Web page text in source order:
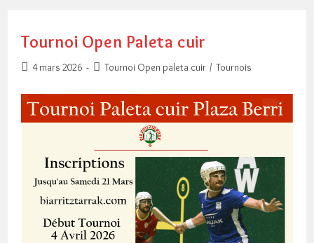
Tournoi Open Paleta cuir
Publication
4 mars 2026
PostTournoi Open paleta cuir / Tournois